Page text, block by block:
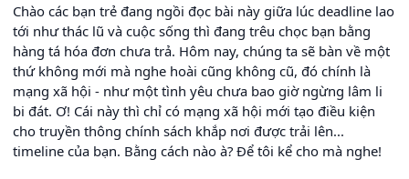
Chào các bạn trẻ đang ngồi đọc bài này giữa lúc deadline lao
tới như thác lũ và cuộc sống thì đang trêu chọc bạn bằng
hàng tá hóa đơn chưa trả. Hôm nay, chúng ta sẽ bàn về một
thứ không mới mà nghe hoài cũng không cũ, đó chính là
mạng xã hội - như một tình yêu chưa bao giờ ngừng lâm li
bi đát. Ơ! Cái này thì chỉ có mạng xã hội mới tạo điều kiện
cho truyền thông chính sách khắp nơi được trải lên...
timeline của bạn. Bằng cách nào à? Để tôi kể cho mà nghe!